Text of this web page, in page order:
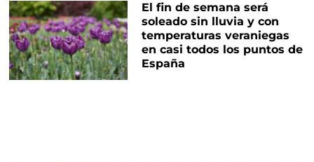
El fin de semana será
soleado sin lluvia y con
temperaturas veraniegas
en casi todos los puntos de
España